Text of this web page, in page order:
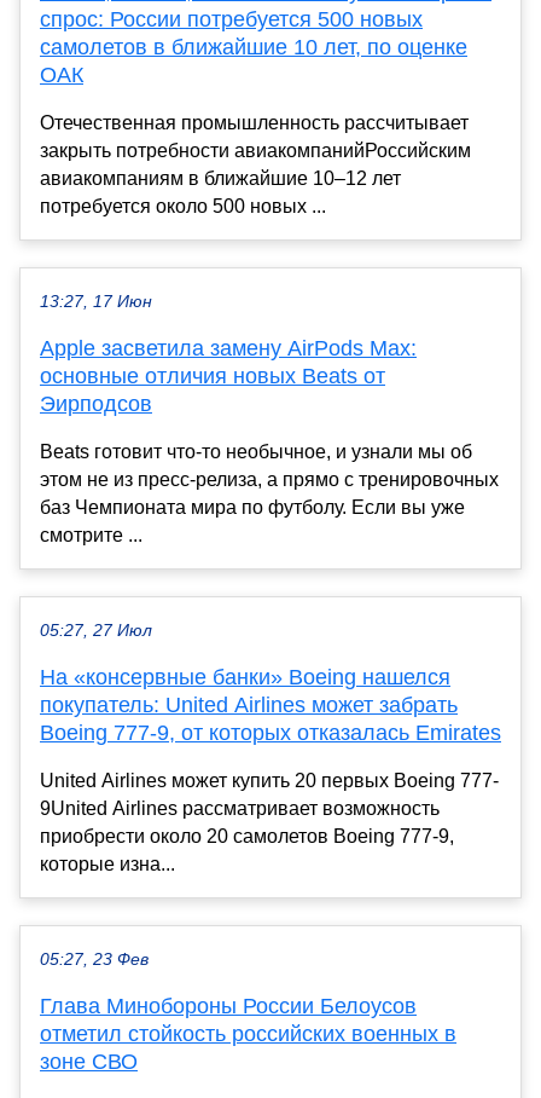
спрос: России потребуется 500 новых
самолетов в ближайшие 10 лет, по оценке
ОАК
Отечественная промышленность рассчитывает
закрыть потребности авиакомпанийРоссийским
авиакомпаниям в ближайшие 10–12 лет
потребуется около 500 новых ...
13:27, 17 Июн
Apple засветила замену AirPods Max:
основные отличия новых Beats от
Эирподсов
Beats готовит что-то необычное, и узнали мы об
этом не из пресс-релиза, а прямо с тренировочных
баз Чемпионата мира по футболу. Если вы уже
смотрите ...
05:27, 27 Июл
На «консервные банки» Boeing нашелся
покупатель: United Airlines может забрать
Boeing 777-9, от которых отказалась Emirates
United Airlines может купить 20 первых Boeing 777-
9United Airlines рассматривает возможность
приобрести около 20 самолетов Boeing 777-9,
которые изна...
05:27, 23 Фев
Глава Минобороны России Белоусов
отметил стойкость российских военных в
зоне СВО